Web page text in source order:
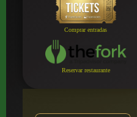
Comprar entradas
Reservar restaurante